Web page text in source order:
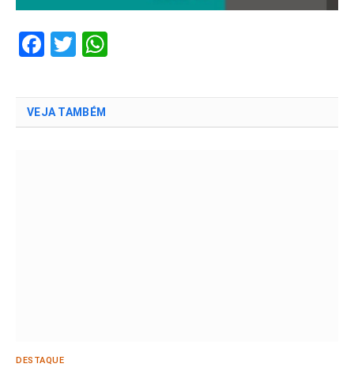
Facebook
Twitter
VEJA TAMBÉM
DESTAQUE